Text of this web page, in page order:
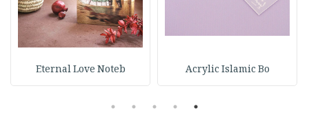
Acrylic Islamic Bo
Eternal Love Noteb
1
2
3
4
5